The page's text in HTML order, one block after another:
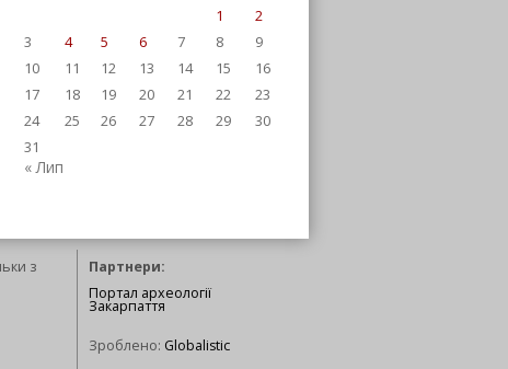
1
2
3
4 5 6 7 8
9
10
11 12 13 14 15
16
17
18 19 20 21 22
23
24
25 26 27 28 29
30
31
« Лип
з
Партнери:
Портал археології
Закарпаття
Зроблено: Globalistic